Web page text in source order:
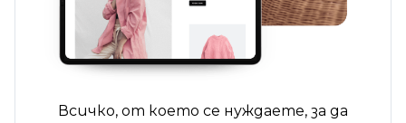
Всичко, от което се нуждаете, за да